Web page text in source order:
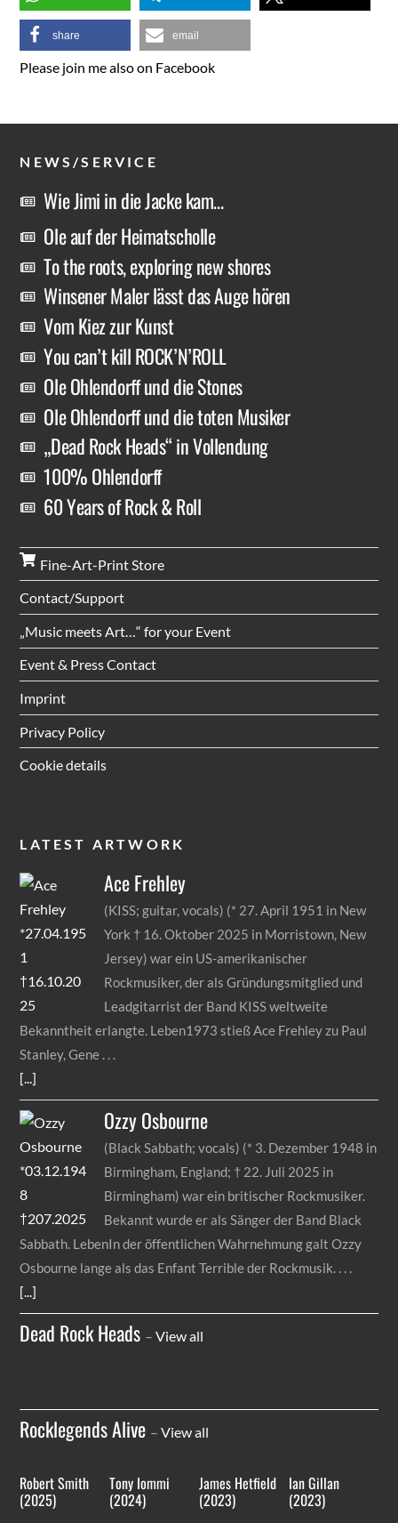
share email
Please join me also on Facebook
NEWS/SERVICE
Wie Jimi in die Jacke kam…
Ole auf der Heimatscholle
To the roots, exploring new shores
Winsener Maler lässt das Auge hören
Vom Kiez zur Kunst
You can’t kill ROCK’N’ROLL
Ole Ohlendorff und die Stones
Ole Ohlendorff und die toten Musiker
„Dead Rock Heads“ in Vollendung
100% Ohlendorff
60 Years of Rock & Roll
Fine-Art-Print Store
Contact/Support
„Music meets Art…“ for your Event
Event & Press Contact
Imprint
Privacy Policy
Cookie details
LATEST ARTWORK
AceFrehley
(KISS; guitar, vocals) (* 27. April 1951 in New
York † 16. Oktober 2025 in Morristown, New
Jersey) war ein US-amerikanischer
Rockmusiker, der als Gründungsmitglied und
Leadgitarrist der Band KISS weltweite
Bekanntheit erlangte. Leben1973 stieß Ace Frehley zu Paul
Stanley, Gene
[...]
OzzyOsbourne
(Black Sabbath; vocals) (* 3. Dezember 1948 in
Birmingham, England; † 22. Juli 2025 in
Birmingham) war ein britischer Rockmusiker.
Bekannt wurde er als Sänger der Band Black
Sabbath. LebenIn der öffentlichen Wahrnehmung galt Ozzy
Osbourne lange als das Enfant Terrible der Rockmusik.
[...]
Dead Rock Heads –View all
Rocklegends Alive –View all
Robert Smith
(2025)
Tony Iommi
(2024)
James Hetfield
(2023)
Ian Gillan
(2023)